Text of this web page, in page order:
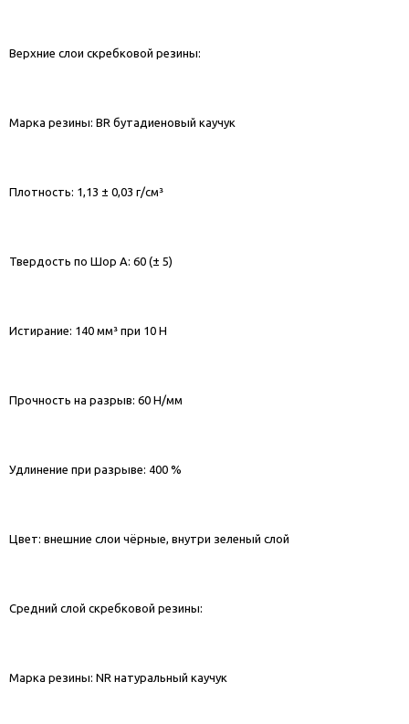
Верхние слои скребковой резины:
Марка резины: BR бутадиеновый каучук
Плотность: 1,13 ± 0,03 г/см³
Твердость по Шор А: 60 (± 5)
Истирание: 140 мм³ при 10 Н
Прочность на разрыв: 60 Н/мм
Удлинение при разрыве: 400 %
Цвет: внешние слои чёрные, внутри зеленый слой
Средний слой скребковой резины:
Марка резины: NR натуральный каучук